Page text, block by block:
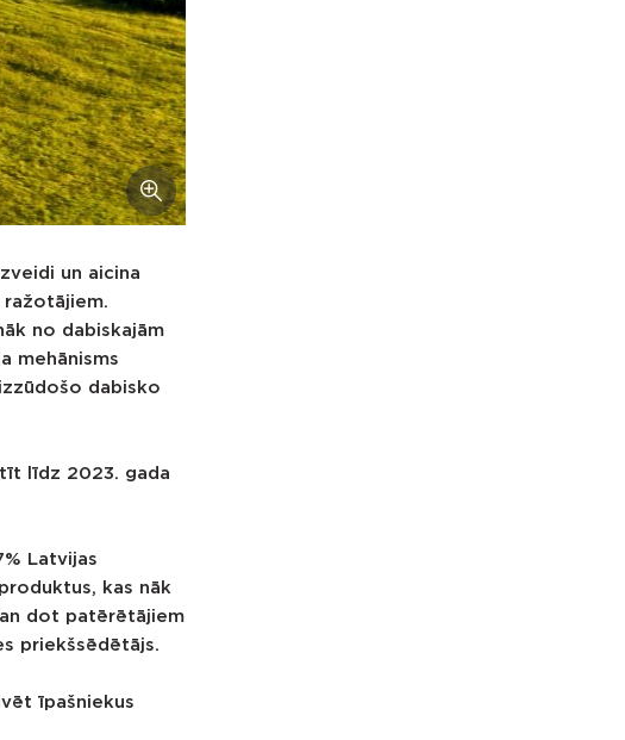
un aicina
ražotājiem.
no dabiskajām
mehānisms
dabisko
līdz 2023. gada
Latvijas
kas nāk
dot patērētājiem
priekšsēdētājs.
īpašniekus